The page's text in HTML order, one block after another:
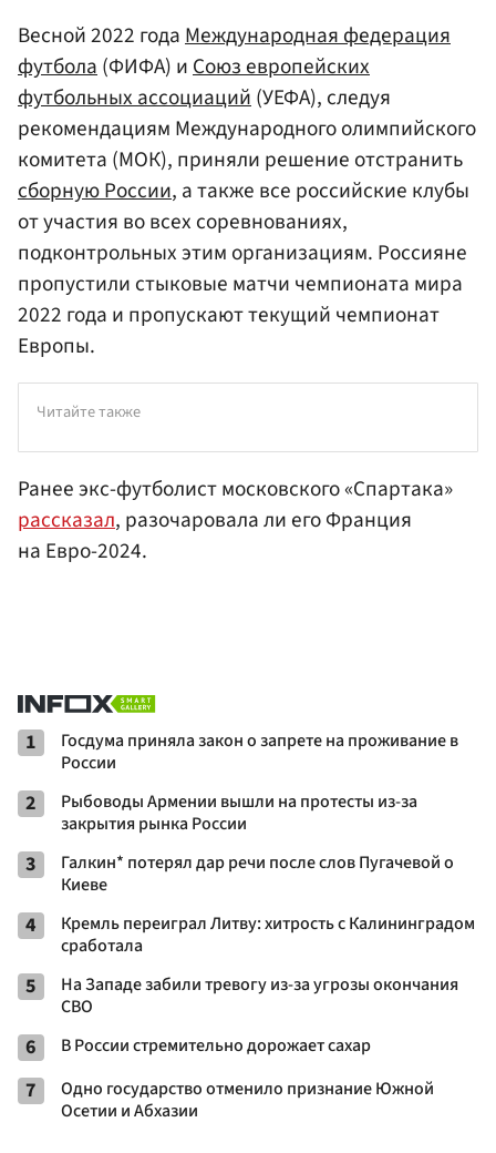
Весной 2022 годаМеждународная федерация
футбола(ФИФА) иСоюз европейских
футбольных ассоциаций(УЕФА), следуя
рекомендациям Международного олимпийского
комитета (МОК), приняли решение отстранить
сборную России, а также все российские клубы
от участия во всех соревнованиях,
подконтрольных этим организациям. Россияне
пропустили стыковые матчи чемпионата мира
2022 года и пропускают текущий чемпионат
Европы.
Читайте также
Ранее экс-футболист московского «Спартака»
рассказал, разочаровала ли его Франция
на Евро-2024.
1
Госдума приняла закон о запрете на проживание в
России
2
Рыбоводы Армении вышли на протесты из-за
закрытия рынка России
3
Галкин* потерял дар речи после слов Пугачевой о
Киеве
4
Кремль переиграл Литву: хитрость с Калининградом
сработала
5
На Западе забили тревогу из-за угрозы окончания
СВО
6 В России стремительно дорожает сахар
7
Одно государство отменило признание Южной
Осетии и Абхазии